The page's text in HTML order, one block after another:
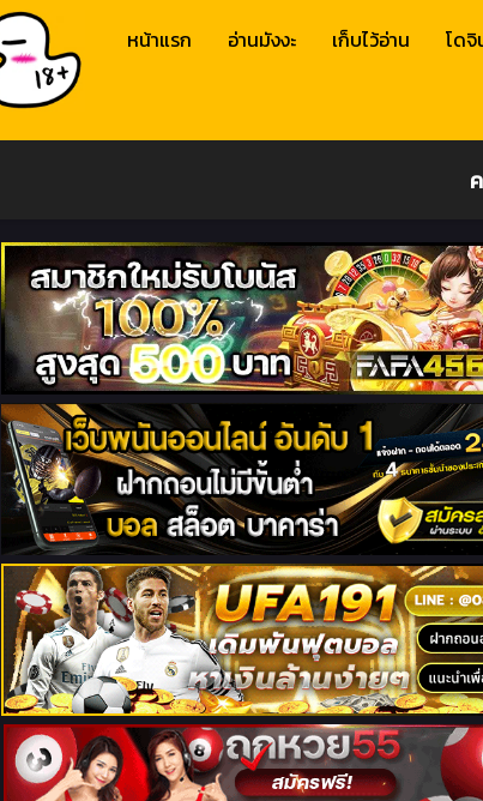
หน้าแรก อ่านมังงะ เก็บไว้อ่าน โดจิ